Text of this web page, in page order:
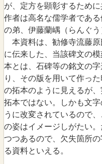
が、定方を顕彰するため
作者は高名な儒学者であ
の弟、伊藤蘭嵎（らんぐう
本資料は、勧修寺流藤
に伝来した、当該碑文の
本とは、石碑等の銘文の
り、その版を用いて作っ
の拓本のように見えるが
拓本ではない。しかも文
うに改変されているので
の姿はイメージしがたい
つつあるので、欠失箇所
る資料といえる。